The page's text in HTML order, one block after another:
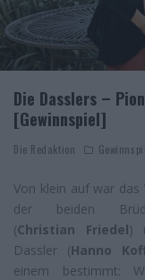
Die Dasslers –
[Gewinnspiel]
Die Redaktion
Von klein auf war das
der beiden
(Christian Friedel)
Dassler (Hanno
einem bestimmt: